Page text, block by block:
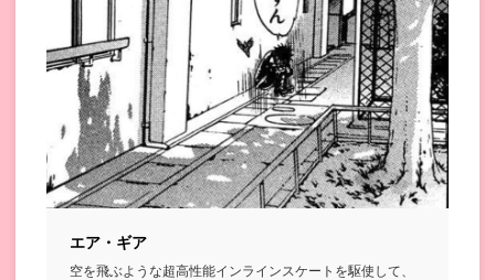
エア・ギア
空を飛ぶような超高性能インラインスケートを駆使して、